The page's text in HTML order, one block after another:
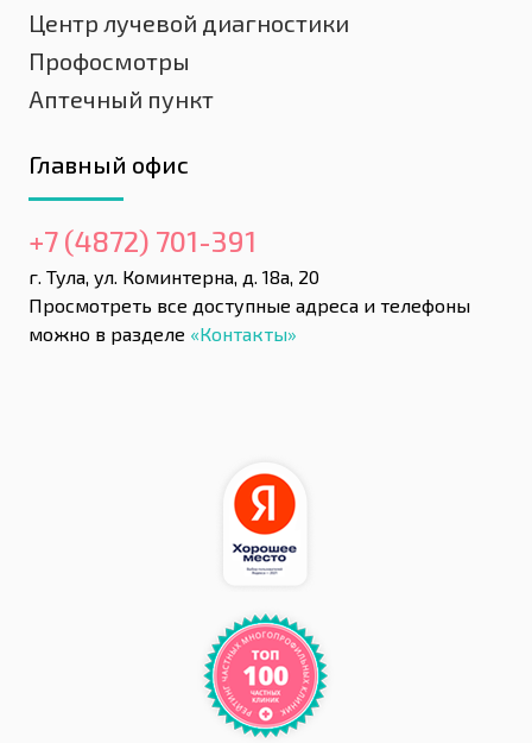
Центр лучевой диагностики
Профосмотры
Аптечный пункт
Главный офис
+7 (4872) 701-391
г. Тула, ул. Коминтерна, д. 18а, 20
Просмотреть все доступные адреса и телефоны
можно в разделе «Контакты»